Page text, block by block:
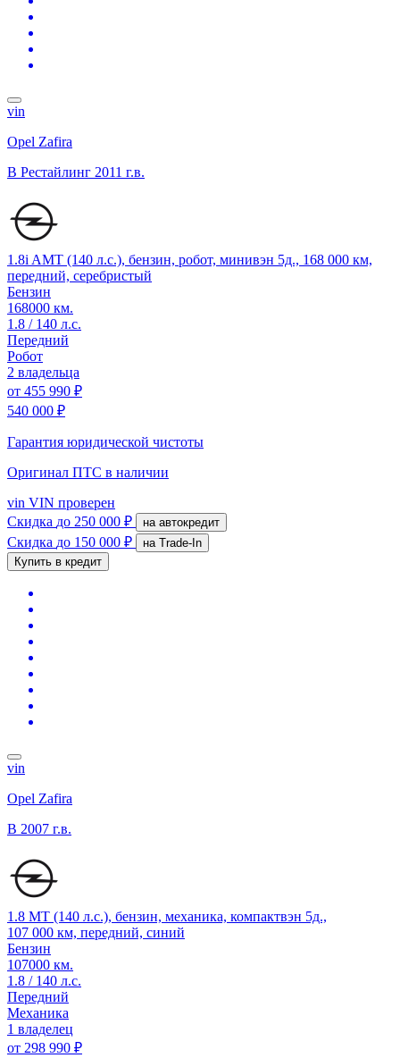
vin
Opel Zafira
B Рестайлинг 2011 г.в.
1.8i AMT (140 л.с.), бензин, робот, минивэн 5д., 168 000 км,
передний, серебристый
Бензин
168000 км.
1.8 / 140 л.с.
Передний
Робот
2 владельца
от 455 990 ₽
540 000 ₽
Гарантия юридической чистоты
Оригинал ПТС в наличии
vin VIN проверен
Скидка до 250 000 ₽ на автокредит
Скидка до 150 000 ₽
на Trade-In
Купить в кредит
vin
Opel Zafira
B 2007 г.в.
1.8 MT (140 л.с.), бензин, механика, компактвэн 5д.,
107 000 км, передний, синий
Бензин
107000 км.
1.8 / 140 л.с.
Передний
Механика
1 владелец
от 298 990 ₽